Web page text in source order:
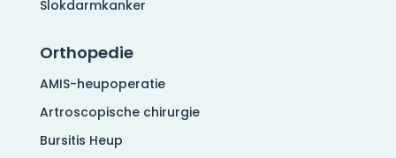
Slokdarmkanker
Orthopedie
AMIS-heupoperatie
Artroscopische chirurgie
Bursitis Heup